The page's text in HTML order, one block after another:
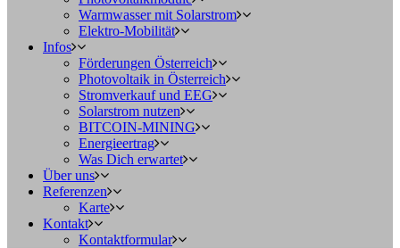
Warmwasser mit Solarstrom
Elektro-Mobilität
Infos
Förderungen Österreich
Photovoltaik in Österreich
Stromverkauf und EEG
Solarstrom nutzen
BITCOIN-MINING
Energieertrag
Was Dich erwartet
Über uns
Referenzen
Karte
Kontakt
Kontaktformular